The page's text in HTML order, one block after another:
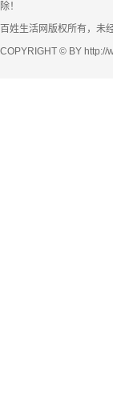
除！
百姓生活网版权所有，未
COPYRIGHT © BY http://